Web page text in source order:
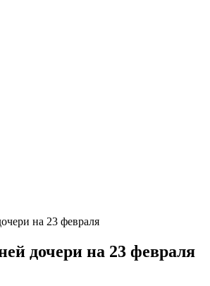
на 23 февраля
дочери на 23 февраля